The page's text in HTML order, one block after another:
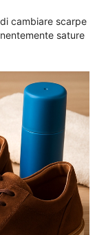
cambiare scarpe
sature